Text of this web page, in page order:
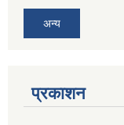
अन्य
प्रकाशन